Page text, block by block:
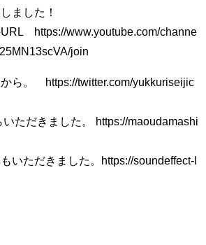
ました！
https://www.youtube.com/channe
join
ら。 https://twitter.com/yukkuriseijic
いただきました。 https://maoudamashi
いただきました。https://soundeffect-l